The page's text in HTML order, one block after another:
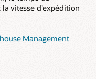
vitesse d'expédition
Management